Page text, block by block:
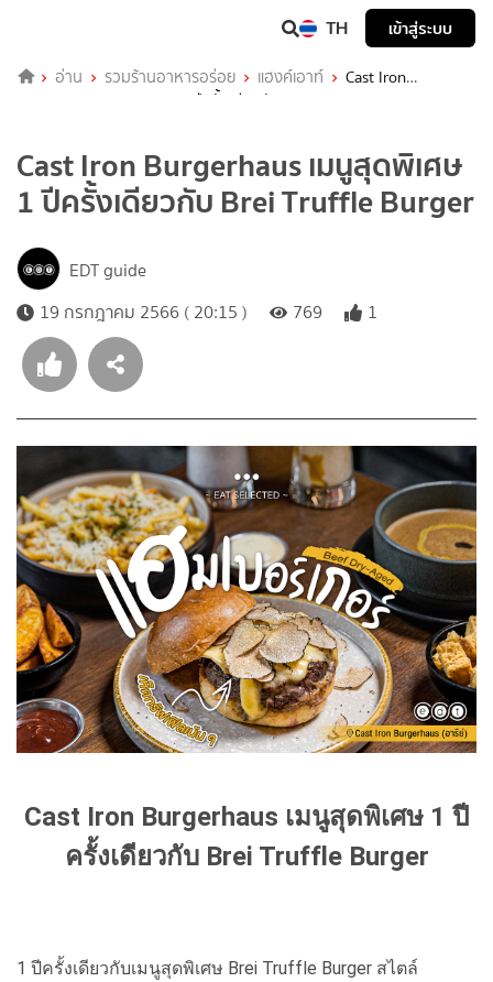
TH เข้าสู่ระบบ
อ่าน รวมร้านอาหารอร่อย แฮงค์เอาท์
Cast Iron
Burgerhaus เมนูสุดพิเศษ 1 ปีครั้งเดียวกับ Brei Truffle Burger
Cast Iron Burgerhaus เมนูสุดพิเศษ
1 ปีครั้งเดียวกับ Brei Truffle Burger
EDT guide
19 กรกฎาคม 2566 ( 20:15 )
769 1
Cast Iron Burgerhaus เมนูสุดพิเศษ 1 ปี
ครั้งเดียวกับ Brei Truffle Burger
1 ปีครั้งเดียวกับเมนูสุดพิเศษ Brei Truffle Burger สไตล์